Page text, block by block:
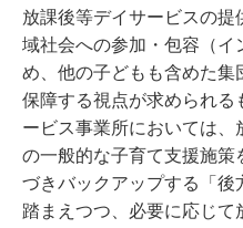
放課後等デイサービスの
域社会への参加・包容（イ
め、他の子どもも含めた集
保障する視点が求められる
ービス事業所においては
の一般的な子育て支援施策
づきバックアップする「後
踏まえつつ、必要に応じ